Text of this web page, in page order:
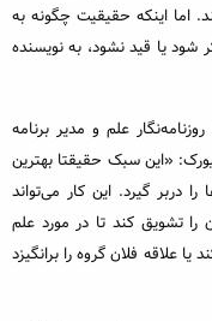
اما اینکه حقیقیت چگونه به
یا قید نشود، به نویسنده
علم و مدیر برنامه
«این سبک حقیقتا بهترین
دربر گیرد. این کار می‌تواند
را تشویق کند تا در مورد علم
فلان گروه را برانگیزد